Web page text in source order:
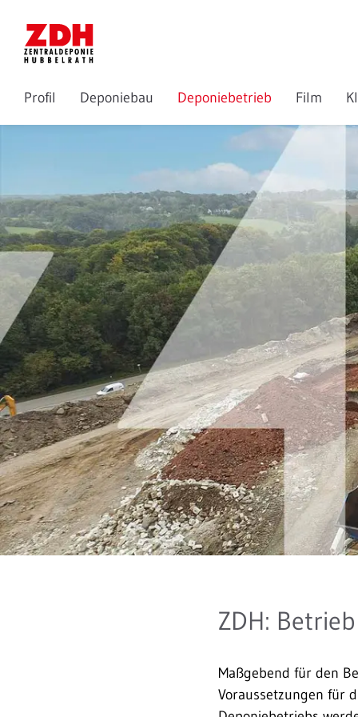
Profil Deponiebau Deponiebetrieb Film
ZDH:
Maßgebend für den
Voraus­setzungen für